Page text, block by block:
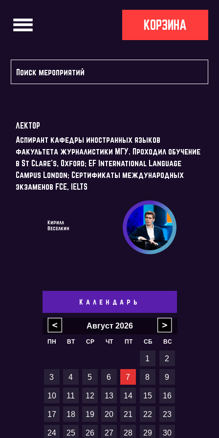
КОРЗИНА
ЛЕКТОР
Аспирант кафедры иностранных языков
факультета журналистики МГУ. Проходил обучение
в St Clare's, Oxford; EF International Language
Campus London; Сертификаты международных
экзаменов FCE, IELTS
Кирилл
Веселкин
Календарь
Август 2026
ПН ВТ СР ЧТ ПТ СБ ВС
1 2
3 4 5 6 7 8 9
10 11 12 13 14 15 16
17 18 19 20 21 22 23
24 25 26 27 28 29 30